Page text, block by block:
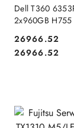
Dell T360
2x960GB H755
Cena:
26966.52
Cena:
26966.52